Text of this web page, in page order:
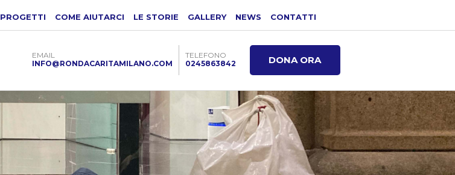
PROGETTI COME AIUTARCI LE STORIE GALLERY NEWS CONTATTI
EMAIL
INFO@RONDACARITAMILANO.COM
TELEFONO
0245863842
DONA ORA